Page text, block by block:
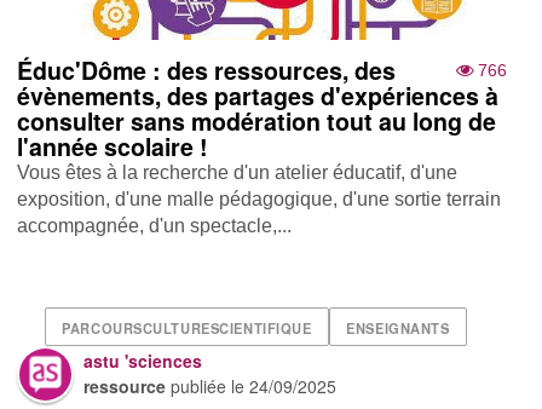
766
Éduc'Dôme : des ressources, des
évènements, des partages d'expériences à
consulter sans modération tout au long de
l'année scolaire !
Vous êtes à la recherche d'un atelier éducatif, d'une
exposition, d'une malle pédagogique, d'une sortie terrain
accompagnée, d'un spectacle,...
PARCOURSCULTURESCIENTIFIQUE ENSEIGNANTS
astu 'sciences
ressource publiée le24/09/2025